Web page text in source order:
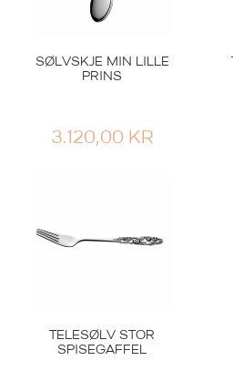
SØLVSKJE MIN LILLE
PRINS
3.120,00 KR
TELESØLV STOR
SPISEGAFFEL